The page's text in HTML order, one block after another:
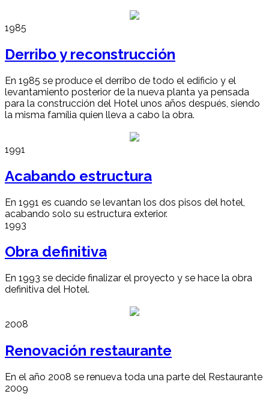
1985
Derribo y reconstrucción
En 1985 se produce el derribo de todo el edificio y el
levantamiento posterior de la nueva planta ya pensada
para la construcción del Hotel unos años después, siendo
la misma família quien lleva a cabo la obra.
1991
Acabando estructura
En 1991 es cuando se levantan los dos pisos del hotel,
acabando solo su estructura exterior.
1993
Obra definitiva
En 1993 se decide finalizar el proyecto y se hace la obra
definitiva del Hotel.
2008
Renovación restaurante
En el año 2008 se renueva toda una parte del Restaurante
2009